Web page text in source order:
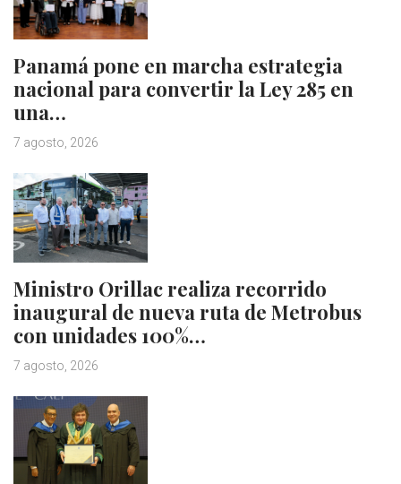
Panamá pone en marcha estrategia
nacional para convertir la Ley 285 en
una…
7 agosto, 2026
Ministro Orillac realiza recorrido
inaugural de nueva ruta de Metrobus
con unidades 100%…
7 agosto, 2026